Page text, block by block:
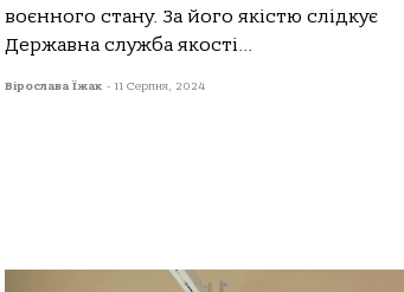
воєнного стану. За його якістю слідкує
Державна служба якості...
Вірослава Їжак - 11 Серпня, 2024